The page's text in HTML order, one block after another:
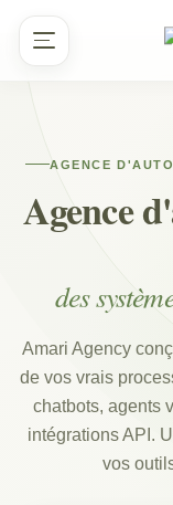
Aller
contenu
AGENCE
Agence
des
Amari Agency
de vos vrais
chatbots, agents
intégrations API.
vos